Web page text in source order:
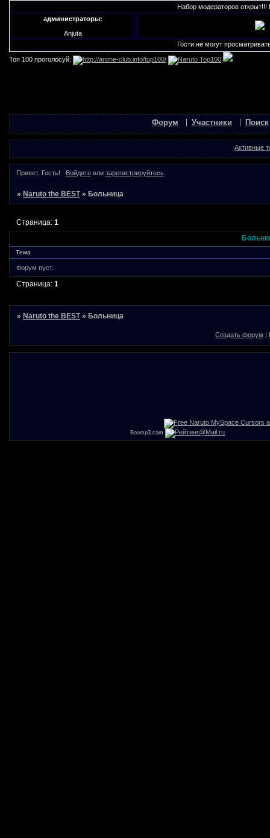
Набор модераторов открыт!!! В
администраторы:
Anjuta
Гости не могут
Топ 100 проголосуй:
Форум Участники Поиск
Активные
Привет, Гость! Войдитеили зарегистрируйтесь.
»Naruto the BEST »Больница
Страница:1
Тема
Форум пуст.
Страница:1
»Naruto the BEST »Больница
Создать форум
Boomp3.com